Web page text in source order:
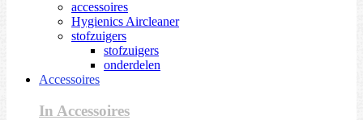
accessoires
Hygienics Aircleaner
stofzuigers
stofzuigers
onderdelen
Accessoires
In Accessoires